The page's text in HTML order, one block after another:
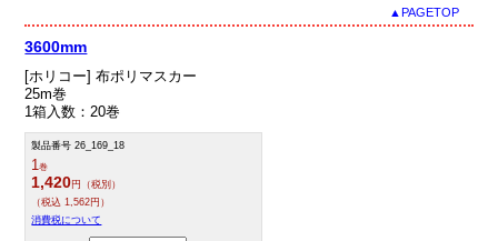
▲PAGETOP
3600mm
[ホリコー] 布ポリマスカー
25m巻
1箱入数：20巻
製品番号 26_169_18
1巻
1,420円（税別）
（税込 1,562円）
消費税について